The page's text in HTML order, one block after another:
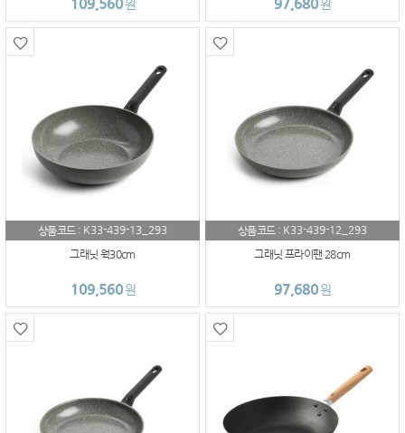
109,560원 97,680원
상품코드 : K33-439-13_293
그래닛 웍30cm
109,560원
상품코드 : K33-439-12_293
그래닛 프라이팬 28cm
97,680원